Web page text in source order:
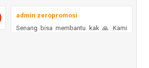
admin zeropromosi
Senang bisa membantu kak 🙏 Kami